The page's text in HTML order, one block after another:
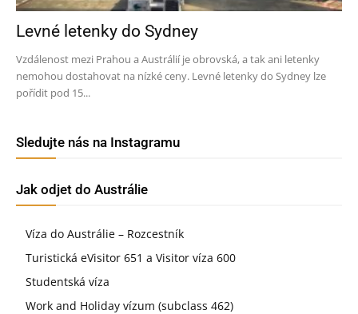
Levné letenky do Sydney
Vzdálenost mezi Prahou a Austrálií je obrovská, a tak ani letenky
nemohou dostahovat na nízké ceny. Levné letenky do Sydney lze
pořídit pod 15...
Sledujte nás na Instagramu
Jak odjet do Austrálie
Víza do Austrálie – Rozcestník
Turistická eVisitor 651 a Visitor víza 600
Studentská víza
Work and Holiday vízum (subclass 462)